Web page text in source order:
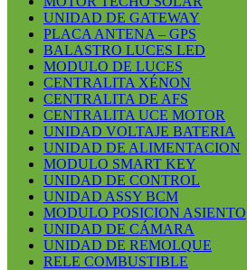
UNIDAD DE GATEWAY
PLACA ANTENA – GPS
BALASTRO LUCES LED
MODULO DE LUCES
CENTRALITA XÉNON
CENTRALITA DE AFS
CENTRALITA UCE MOTOR
UNIDAD VOLTAJE BATERIA
UNIDAD DE ALIMENTACION
MODULO SMART KEY
UNIDAD DE CONTROL
UNIDAD ASSY BCM
MODULO POSICION ASIENTO
UNIDAD DE CÁMARA
UNIDAD DE REMOLQUE
RELE COMBUSTIBLE